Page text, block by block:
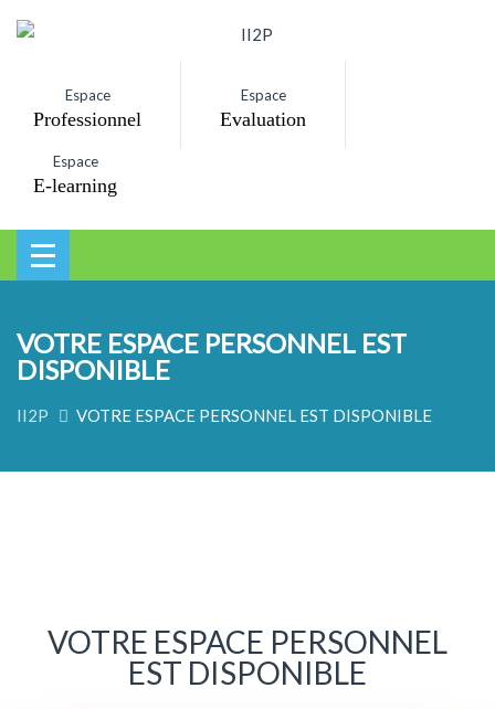
Espace
Professionnel
Espace
Evaluation
Espace
E-learning
VOTRE ESPACE PERSONNEL EST
DISPONIBLE
II2P VOTRE ESPACE PERSONNEL EST DISPONIBLE
VOTRE ESPACE PERSONNEL
EST DISPONIBLE